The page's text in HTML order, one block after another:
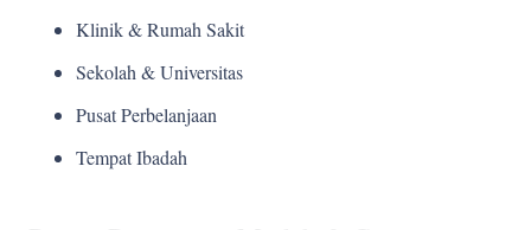
Klinik & Rumah Sakit
Sekolah & Universitas
Pusat Perbelanjaan
Tempat Ibadah